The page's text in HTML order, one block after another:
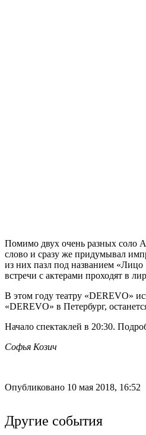
Помимо двух очень разных соло
слово и сразу же придумывал
из них пазл под названием «Лицо
встречи с актерами проходят в
В этом году театру «DEREVO»
«DEREVO» в Петербург,
Начало спектаклей в 20:30.
Софья Козич
Опубликовано 10 мая 2018, 16:52
Другие события